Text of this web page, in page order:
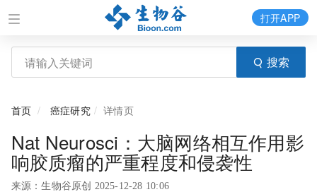
搜索
打开APP
首页 癌症研究 详情页
Nat Neurosci：大脑网络相互作用影
响胶质瘤的严重程度和侵袭性
来源：生物谷原创 2025-12-28 10:06